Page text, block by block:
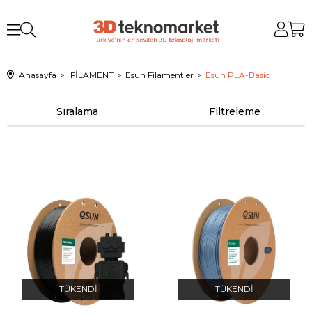
Anasayfa FİLAMENT Esun Filamentler Esun PLA-Basic
Filtreleme
Sıralama
TÜKENDI TÜKENDI